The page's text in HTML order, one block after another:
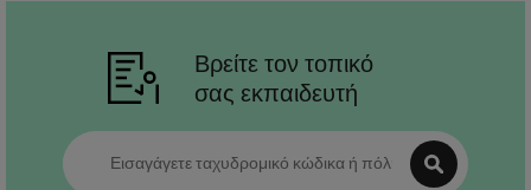
Βρείτε τον τοπικό
σας εκπαιδευτή